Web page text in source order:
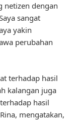
netizen dengan
sangat
yakin
perubahan
terhadap hasil
kalangan juga
hasil
mengatakan,